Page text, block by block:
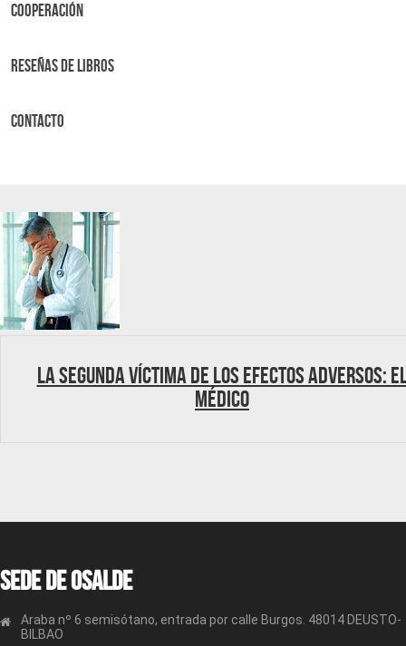
Cooperación
Reseñas de libros
Contacto
La segunda víctima de los efectos adversos:
médico
Sede de OSALDE
Araba nº 6 semisótano, entrada por calle Burgos. 48014 DEUSTO-
BILBAO